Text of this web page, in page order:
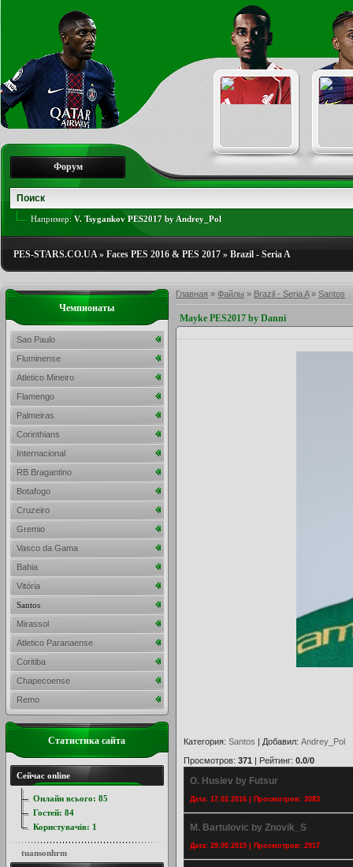
Форум
Например: V. Tsygankov PES2017 by Andrey_Pol
PES-STARS.CO.UA» Faces PES 2016 & PES 2017 » Brazil - Seria A
Главная » Файлы » Brazil - Seria A» Santos
Mayke PES2017 by Danni
Категория: Santos | Добавил: Andrey_Pol
Просмотров: 371 | Рейтинг: 0.0/0
O. Husiev by Futsur
Дата: 17.02.2016 | Просмотров: 2083
M. Bartulovic by Znovik_S
Дата: 29.05.2015 | Просмотров: 2917
Чемпионаты
Sao Paulo
Fluminense
Atletico Mineiro
Flamengo
Palmeiras
Corinthians
Internacional
RB Bragantino
Botafogo
Cruzeiro
Gremio
Vasco da Gama
Bahia
Vitória
Santos
Mirassol
Atletico Paranaense
Coritiba
Chapecoense
Remo
Статистика сайта
Сейчас online
Онлайн всього: 85
Гостей: 84
Користувачів: 1
tuansonhrm